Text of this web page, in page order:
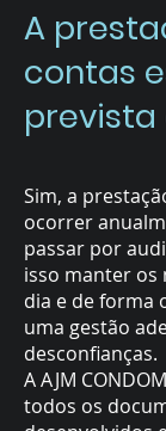
A
contas
prevista
Sim, a
ocorrer
passar por
isso manter os
dia e de forma
uma gestão
desconfianças.
A AJM
todos os